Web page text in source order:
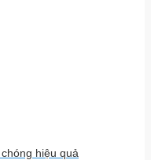
hiệu quả